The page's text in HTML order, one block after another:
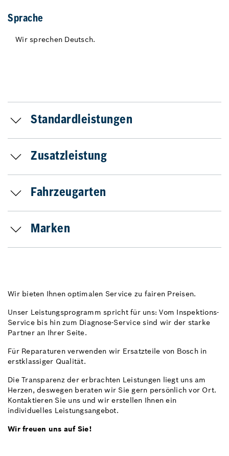
Sprache
Wir sprechen Deutsch.
Standardleistungen
Zusatzleistung
Fahrzeugarten
Marken
Wir bieten Ihnen optimalen Service zu fairen Preisen.
Unser Leistungsprogramm spricht für uns: Vom Inspektions-
Service bis hin zum Diagnose-Service sind wir der starke
Partner an Ihrer Seite.
Für Reparaturen verwenden wir Ersatzteile von Bosch in
erstklassiger Qualität.
Die Transparenz der erbrachten Leistungen liegt uns am
Herzen, deswegen beraten wir Sie gern persönlich vor Ort.
Kontaktieren Sie uns und wir erstellen Ihnen ein
individuelles Leistungsangebot.
Wir freuen uns auf Sie!